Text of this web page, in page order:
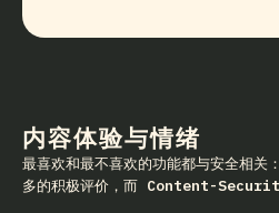
内容体验与情绪
最喜欢和最不喜欢的功能都与安全相关：
多的积极评价，而 Content-